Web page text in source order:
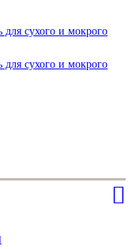
для сухого и мокрого
для сухого и мокрого